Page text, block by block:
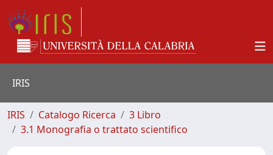
IRIS
IRIS Catalogo Ricerca
3 Libro
3.1 Monografia o trattato scientifico